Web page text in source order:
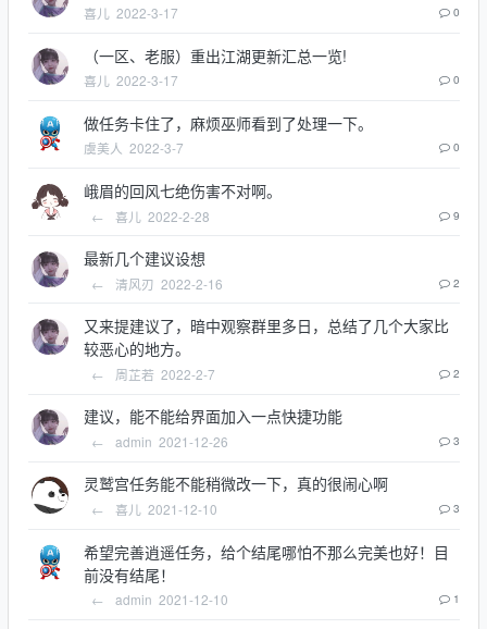
喜儿 2022-3-17 0
（一区、老服）重出江湖更新汇总一览!
喜儿 2022-3-17 0
做任务卡住了，麻烦巫师看到了处理一下。
虞美人 2022-3-7 0
峨眉的回风七绝伤害不对啊。
← 喜儿 2022-2-28 9
最新几个建议设想
← 清风刃 2022-2-16 2
又来提建议了，暗中观察群里多日，总结了几个大家比
较恶心的地方。
← 周芷若 2022-2-7 2
建议，能不能给界面加入一点快捷功能
← admin 2021-12-26 3
灵鹫宫任务能不能稍微改一下，真的很闹心啊
← 喜儿 2021-12-10 3
希望完善逍遥任务，给个结尾哪怕不那么完美也好！目
前没有结尾！
← admin 2021-12-10 1